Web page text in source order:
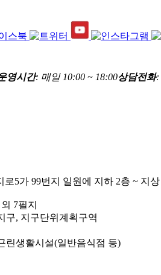
영시간: 매일 10:00 ~ 18:00상담전화:
로5가 99번지 일원에 지하 2층 ~ 지
7필지
구, 지구단위계획구역
린생활시설(일반음식점 등)